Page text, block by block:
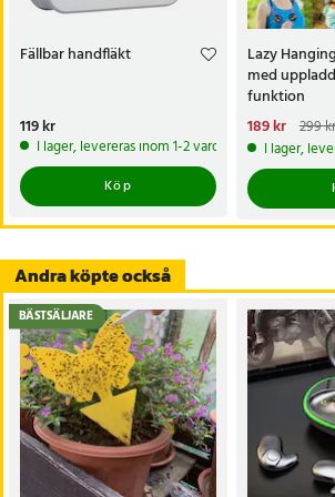
- Användning: Portabel, för utomhus och
Fällbar handfläkt
Pris:119 kr
119 kr
I lager, levereras inom 1-2 vardagar
Köp
Lazy
med
funktion
Nuvarande
189 kr
189 kr 299 kr
I lager,
Andra köpte också
BÄSTSÄLJARE